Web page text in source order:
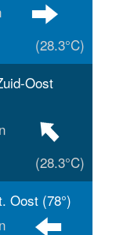
(28.3°C)
Oost
(28.3°C)
Oost (78°)